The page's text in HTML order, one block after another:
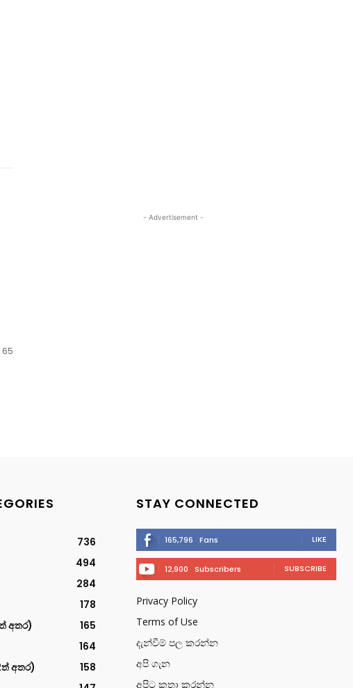
65
- Advertisement -
736
494
284
178
අතර)
165
164
අතර)
158
STAY CONNECTED
165,796 Fans LIKE
12,900 Subscribers SUBSCRIBE
Privacy Policy
Terms of Use
දැන්වීම් පල කරන්න
අපි ගැන
අපිට කතා කරන්න